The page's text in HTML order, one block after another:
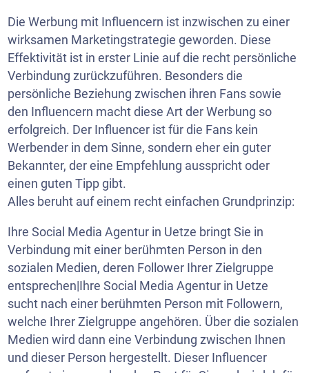
Die Werbung mit Influencern ist inzwischen zu einer
wirksamen Marketingstrategie geworden. Diese
Effektivität ist in erster Linie auf die recht persönliche
Verbindung zurückzuführen. Besonders die
persönliche Beziehung zwischen ihren Fans sowie
den Influencern macht diese Art der Werbung so
erfolgreich. Der Influencer ist für die Fans kein
Werbender in dem Sinne, sondern eher ein guter
Bekannter, der eine Empfehlung ausspricht oder
einen guten Tipp gibt.
Alles beruht auf einem recht einfachen Grundprinzip:
Ihre Social Media Agentur in Uetze bringt Sie in
Verbindung mit einer berühmten Person in den
sozialen Medien, deren Follower Ihrer Zielgruppe
entsprechen|Ihre Social Media Agentur in Uetze
sucht nach einer berühmten Person mit Followern,
welche Ihrer Zielgruppe angehören. Über die sozialen
Medien wird dann eine Verbindung zwischen Ihnen
und dieser Person hergestellt. Dieser Influencer